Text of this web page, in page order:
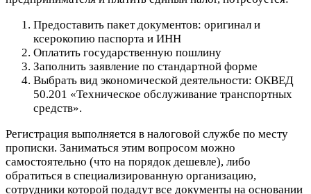
Предоставить пакет документов: оригинал и
ксерокопию паспорта и ИНН
Оплатить государственную пошлину
Заполнить заявление по стандартной форме
Выбрать вид экономической деятельности: ОКВЕД
50.201 «Техническое обслуживание транспортных
средств».
Регистрация выполняется в налоговой службе по месту
прописки. Заниматься этим вопросом можно
самостоятельно (что на порядок дешевле), либо
обратиться в специализированную организацию,
сотрудники которой подадут все документы на основании